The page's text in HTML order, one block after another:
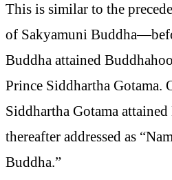
This is similar to the
of Sakyamuni
Buddha attained
Prince Siddhartha Gotama.
Siddhartha Gotama
thereafter addressed as
Buddha.”